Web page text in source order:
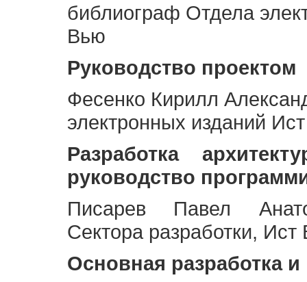
библиограф Отдела
Вью
Руководство проектом
Фесенко Кирилл
электронных изданий
Разработка
руководство
Писарев Павел
Сектора разработки,
Основная разработка